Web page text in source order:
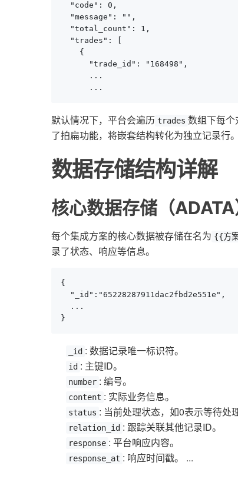
  "code": 0,
  "message": "",
  "total_count": 1,
  "trades": [
    {
      "trade_id": "168498",
      ...
      ...
默认情况下，平台会遍历 trades 数组下每
了拍扁功能，将嵌套结构转化为独立记录行
数据存储结构详解
核心数据存储（ADATA
每个集成方案的核心数据被存储在名为 {{方
录了状态、响应等信息。
{
  "_id":"65228287911dac2fbd2e551e",
  ...
}
_id : 数据记录唯一标识符。
id : 主键ID。
number : 编号。
content : 实际业务信息。
status : 当前处理状态，如0表示等待处
relation_id : 跟踪关联其他记录ID。
response : 平台响应内容。
response_at : 响应时间戳。 ...